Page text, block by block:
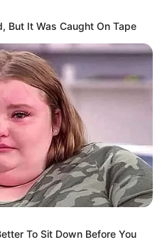
nemcsak Orbán
hanem azt is,
következmények
lehet valódi új kezdet
kérdését nem
kimondják és jogi úton is
But It Was Caught On Tape
To Sit Down Before You